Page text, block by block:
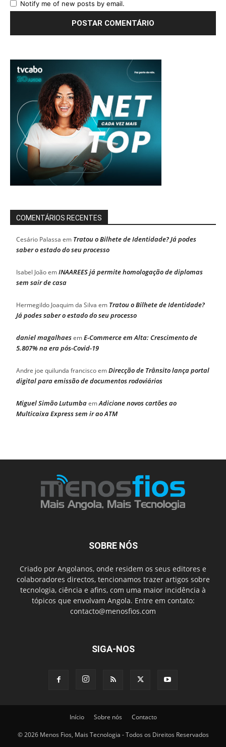
Notify me of new posts by email.
COMENTÁRIOS RECENTES
Cesário Palassa em Tratou o Bilhete de Identidade? Já podes
saber o estado do seu processo
Isabel JoãoemINAAREES já permite homologação de diplomas
sem sair de casa
Hermegildo Joaquim da Silva em Tratou o Bilhete de Identidade?
Já podes saber o estado do seu processo
daniel magalhaesemE-Commerce em Alta: Crescimento de
5.807% na era pós-Covid-19
Andre joe quilunda franciscoemDirecção de Trânsito lança portal
digital para emissão de documentos rodoviários
Miguel Simão LutumbaemAdicione novos cartões ao
Multicaixa Express sem ir ao ATM
SOBRE NÓS
Criado por Angolanos, onde residem os seus editores e
colaboradores directos, tencionamos trazer artigos sobre
tecnologia, ciência e afins, com uma maior incidência à
tópicos que envolvam Angola. Entre em contato:
contacto@menosfios.com
SIGA-NOS
Início Sobre nós Contacto
© 2026 Menos Fios, Mais Tecnologia - Todos os Direitos Reservados